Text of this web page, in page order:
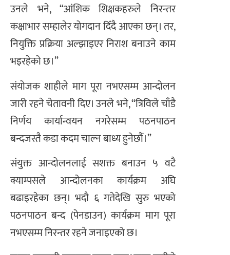
उनले भने, “आंशिक शिक्षकहरुले निरन्तर
कक्षाभार सम्हालेर योगदान दिँदै आएका छन्। तर,
नियुक्ति प्रक्रिया अल्झाइएर निराश बनाउने काम
भइरहेको छ।”
संयोजक शाहीले माग पूरा नभएसम्म आन्दोलन
जारी रहने चेतावनी दिए। उनले भने, “त्रिविले चाँडै
निर्णय कार्यान्वयन नगरेसम्म पठनपाठन
बन्दजस्तै कडा कदम चाल्न बाध्य हुनेछौं।”
संयुक्त आन्दोलनलाई सशक्त बनाउन ५ वटै
क्याम्पसले आन्दोलनका कार्यक्रम अघि
बढाइरहेका छन्। भदौ ६ गतेदेखि सुरु भएको
पठनपाठन बन्द (पेनडाउन) कार्यक्रम माग पूरा
नभएसम्म निरन्तर रहने जनाइएको छ।